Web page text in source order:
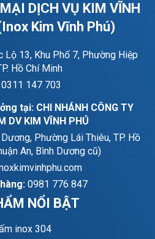
DỊCH VỤ KIM VĨNH
Kim Vĩnh Phú)
Lộ 13, Khu Phố 7, Phường Hiệp
Hồ Chí Minh
0311 147 703
tại: CHI NHÁNH CÔNG TY
DV KIM VĨNH PHÚ
Phường Lái Thiêu, TP. Hồ
An, Bình Dương cũ)
0981 776 847
NỔI BẬT
inox 304